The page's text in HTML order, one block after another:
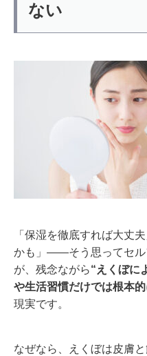
ない
「保湿を徹底すれば大丈
かも」――そう思ってセル
が、残念ながら“えくぼに
や生活習慣だけでは根本
現実です。
なぜなら、えくぼは皮膚